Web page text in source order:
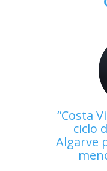
Costa
ciclo
Algarve